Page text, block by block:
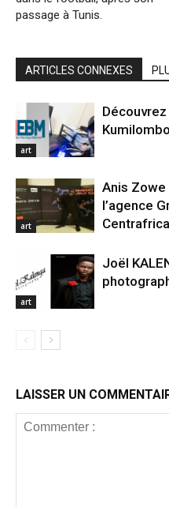
passage à Tunis.
ARTICLES CONNEXES
art
art
Anis Zowe
l’agence
art
Joël
LAISSER UN